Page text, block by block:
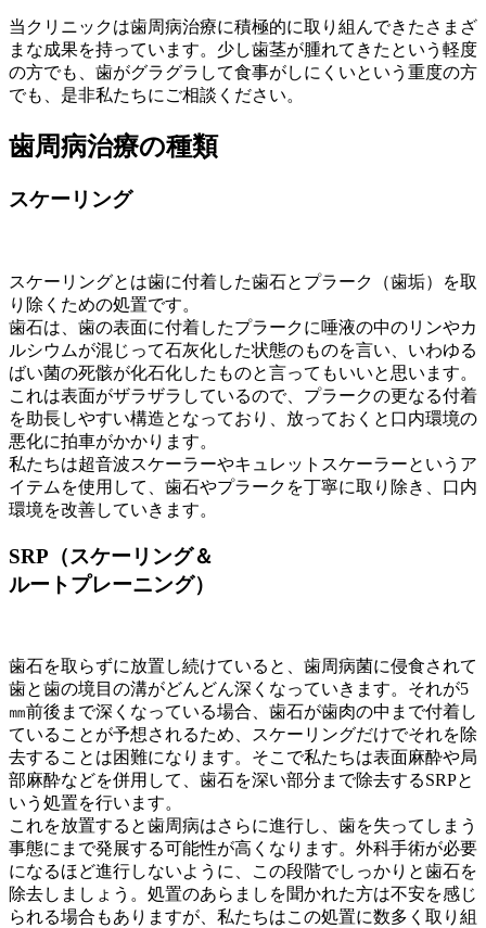
当クリニックは歯周病治療に積極的に取り組んできたさまざ
まな成果を持っています。少し歯茎が腫れてきたという軽度
の方でも、歯がグラグラして食事がしにくいという重度の方
でも、是非私たちにご相談ください。
歯周病治療の種類
スケーリング
スケーリングとは歯に付着した歯石とプラーク（歯垢）を取
り除くための処置です。
歯石は、歯の表面に付着したプラークに唾液の中のリンやカ
ルシウムが混じって石灰化した状態のものを言い、いわゆる
ばい菌の死骸が化石化したものと言ってもいいと思います。
これは表面がザラザラしているので、プラークの更なる付着
を助長しやすい構造となっており、放っておくと口内環境の
悪化に拍車がかかります。
私たちは超音波スケーラーやキュレットスケーラーというア
イテムを使用して、歯石やプラークを丁寧に取り除き、口内
環境を改善していきます。
SRP（スケーリング＆
ルートプレーニング）
歯石を取らずに放置し続けていると、歯周病菌に侵食されて
歯と歯の境目の溝がどんどん深くなっていきます。それが5
㎜前後まで深くなっている場合、歯石が歯肉の中まで付着し
ていることが予想されるため、スケーリングだけでそれを除
去することは困難になります。そこで私たちは表面麻酔や局
部麻酔などを併用して、歯石を深い部分まで除去するSRPと
いう処置を行います。
これを放置すると歯周病はさらに進行し、歯を失ってしまう
事態にまで発展する可能性が高くなります。外科手術が必要
になるほど進行しないように、この段階でしっかりと歯石を
除去しましょう。処置のあらましを聞かれた方は不安を感じ
られる場合もありますが、私たちはこの処置に数多く取り組